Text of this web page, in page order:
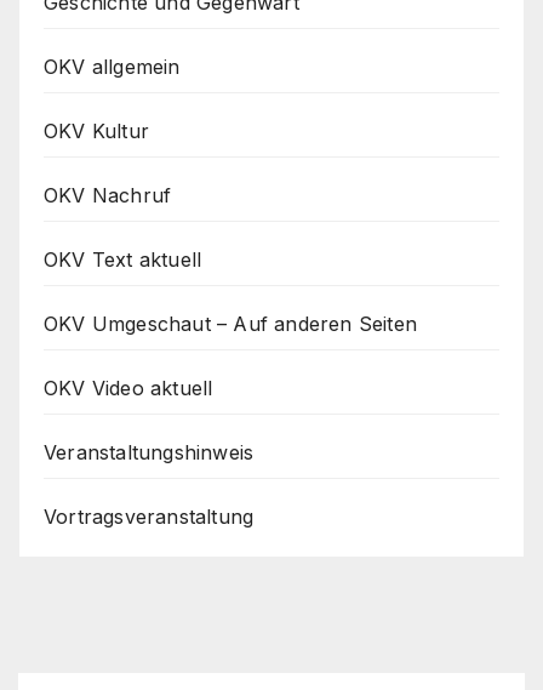
OKV allgemein
OKV Kultur
OKV Nachruf
OKV Text aktuell
OKV Umgeschaut – Auf anderen Seiten
OKV Video aktuell
Veranstaltungshinweis
Vortragsveranstaltung